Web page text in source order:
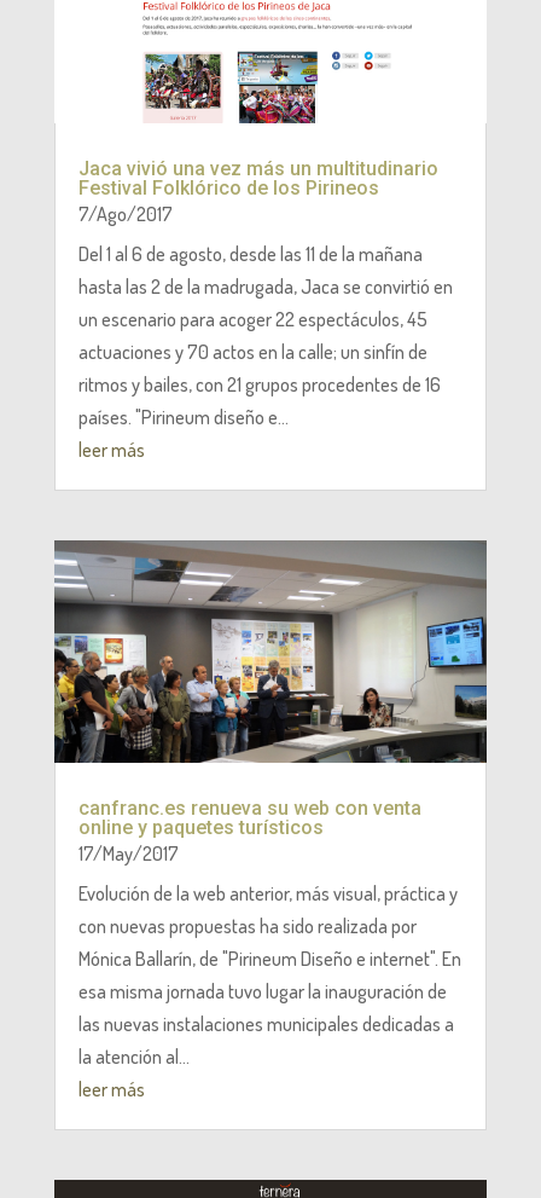
Jaca vivió una vez más un multitudinario
Festival Folklórico de los Pirineos
7/Ago/2017
Del 1 al 6 de agosto, desde las 11 de la mañana
hasta las 2 de la madrugada, Jaca se convirtió en
un escenario para acoger 22 espectáculos, 45
actuaciones y 70 actos en la calle; un sinfín de
ritmos y bailes, con 21 grupos procedentes de 16
países. "Pirineum diseño e...
leer más
canfranc.es renueva su web con venta
online y paquetes turísticos
17/May/2017
Evolución de la web anterior, más visual, práctica y
con nuevas propuestas ha sido realizada por
Mónica Ballarín, de "Pirineum Diseño e internet". En
esa misma jornada tuvo lugar la inauguración de
las nuevas instalaciones municipales dedicadas a
la atención al...
leer más